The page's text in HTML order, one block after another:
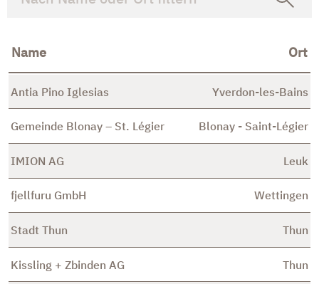
Name Ort
Antia Pino Iglesias Yverdon-les-Bains
Gemeinde Blonay – St. Légier Blonay - Saint-Légier
IMION AG Leuk
fjellfuru GmbH Wettingen
Stadt Thun Thun
Kissling + Zbinden AG Thun